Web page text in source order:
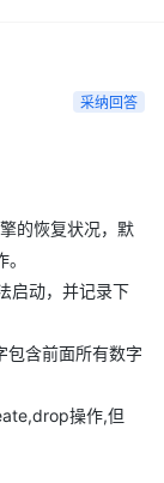
采纳回答
的恢复状况，默
启动，并记录下
含前面所有数字
操作,但